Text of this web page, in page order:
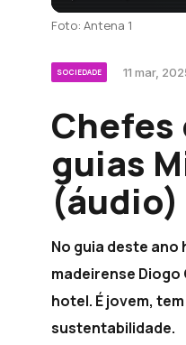
Foto: Antena 1
SOCIEDADE 11 mar,
guias
(áudio)
No guia deste ano
madeirense
hotel. É jovem,
sustentabilidade.